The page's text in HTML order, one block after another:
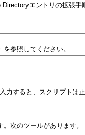
エントリの拡張
を参照してください。
力すると、スクリプトは正
次のツールがあります。